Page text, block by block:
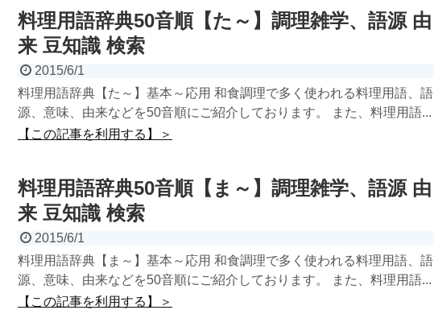
料理用語辞典50音順【た～】調理雑学、語源 由
来 豆知識 検索
2015/6/1
料理用語辞典【た～】基本～応用 和食調理で多く使われる料理用語、語
源、意味、由来などを50音順にご紹介しております。 また、料理用語...
【この記事を利用する】＞
料理用語辞典50音順【ま～】調理雑学、語源 由
来 豆知識 検索
2015/6/1
料理用語辞典【ま～】基本～応用 和食調理で多く使われる料理用語、語
源、意味、由来などを50音順にご紹介しております。 また、料理用語...
【この記事を利用する】＞